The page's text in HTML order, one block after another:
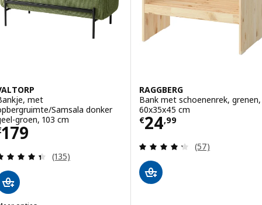
met
Samsala donker
groen, 103 cm
179€ 179
Beoordeling: 4.4 van 5 sterren. Totaal
(135)
RAGGBERG
Bank met schoenenrek, grenen,
60x35x45 cm
€24,99
Prijs € 24,99
Beoordeling:
(57)